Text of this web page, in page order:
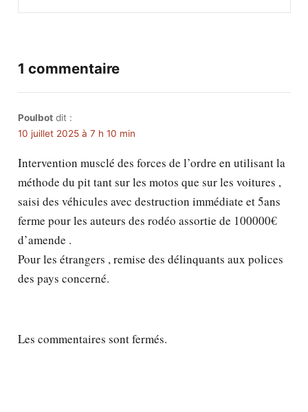
1 commentaire
Poulbot dit :
10 juillet 2025 à 7 h 10 min
Intervention musclé des forces de l’ordre en utilisant la
méthode du pit tant sur les motos que sur les voitures ,
saisi des véhicules avec destruction immédiate et 5ans
ferme pour les auteurs des rodéo assortie de 100000€
d’amende .
Pour les étrangers , remise des délinquants aux polices
des pays concerné.
Les commentaires sont fermés.